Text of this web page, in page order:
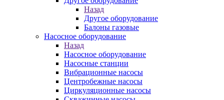
Назад
Другое оборудование
Балоны газовые
Насосное оборудование
Назад
Насосное оборудование
Насосные станции
Вибрационные насосы
Центробежные насосы
Циркуляционные насосы